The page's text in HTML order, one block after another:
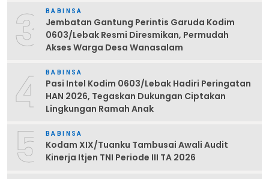
3 BABINSA
Jembatan Gantung Perintis Garuda Kodim
0603/Lebak Resmi Diresmikan, Permudah
Akses Warga Desa Wanasalam
4 BABINSA
Pasi Intel Kodim 0603/Lebak Hadiri Peringatan
HAN 2026, Tegaskan Dukungan Ciptakan
Lingkungan Ramah Anak
5 BABINSA
Kodam XIX/Tuanku Tambusai Awali Audit
Kinerja Itjen TNI Periode III TA 2026